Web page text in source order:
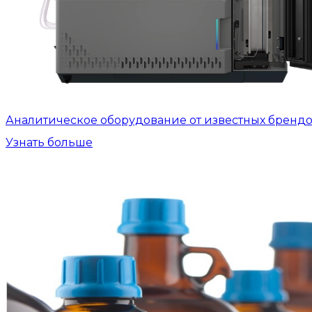
Аналитическое оборудование от известных
Узнать больше